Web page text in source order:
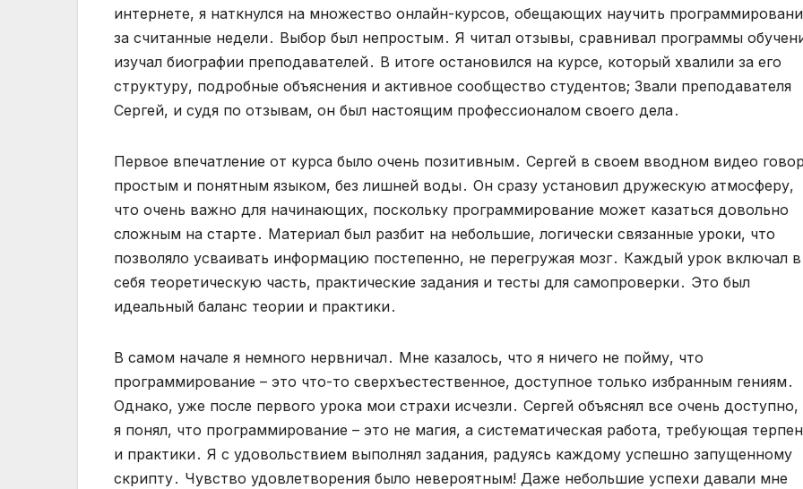
интернете, я наткнулся на множество онлайн-курсов, обещающих научить
за считанные недели․ Выбор был непростым․ Я читал отзывы, сравнивал программы
изучал биографии преподавателей․ В итоге остановился на курсе, который хвалили за его
структуру, подробные объяснения и активное сообщество студентов; Звали преподавателя
Сергей, и судя по отзывам, он был настоящим профессионалом своего дела․
Первое впечатление от курса было очень позитивным․ Сергей в своем вводном видео
простым и понятным языком, без лишней воды․ Он сразу установил дружескую атмосферу,
что очень важно для начинающих, поскольку программирование может казаться довольно
сложным на старте․ Материал был разбит на небольшие, логически связанные уроки, что
позволяло усваивать информацию постепенно, не перегружая мозг․ Каждый урок включал в
себя теоретическую часть, практические задания и тесты для самопроверки․ Это был
идеальный баланс теории и практики․
В самом начале я немного нервничал․ Мне казалось, что я ничего не пойму, что
программирование – это что-то сверхъестественное, доступное только избранным гениям․
Однако, уже после первого урока мои страхи исчезли․ Сергей объяснял все очень доступно,
я понял, что программирование – это не магия, а систематическая работа, требующая
и практики․ Я с удовольствием выполнял задания, радуясь каждому успешно запущенному
скрипту․ Чувство удовлетворения было невероятным! Даже небольшие успехи давали мне